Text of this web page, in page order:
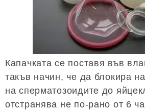
Капачката се поставя във
такъв начин, че да блокира
на сперматозоидите до
отстранява не по-рано от 6